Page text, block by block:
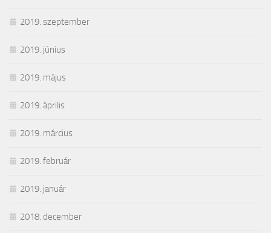
2019. szeptember
2019. június
2019. május
2019. április
2019. március
2019. február
2019. január
2018. december